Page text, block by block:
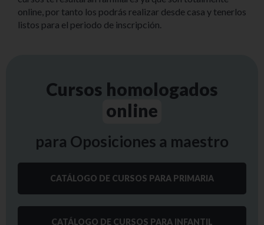
online, por tanto los podrás realizar desde casa y tenerlos
listos para el periodo de inscripción.
Cursos homologados
online
para Oposiciones a maestro
CATÁLOGO DE CURSOS PARA PRIMARIA
CATÁLOGO DE CURSOS PARA INFANTIL